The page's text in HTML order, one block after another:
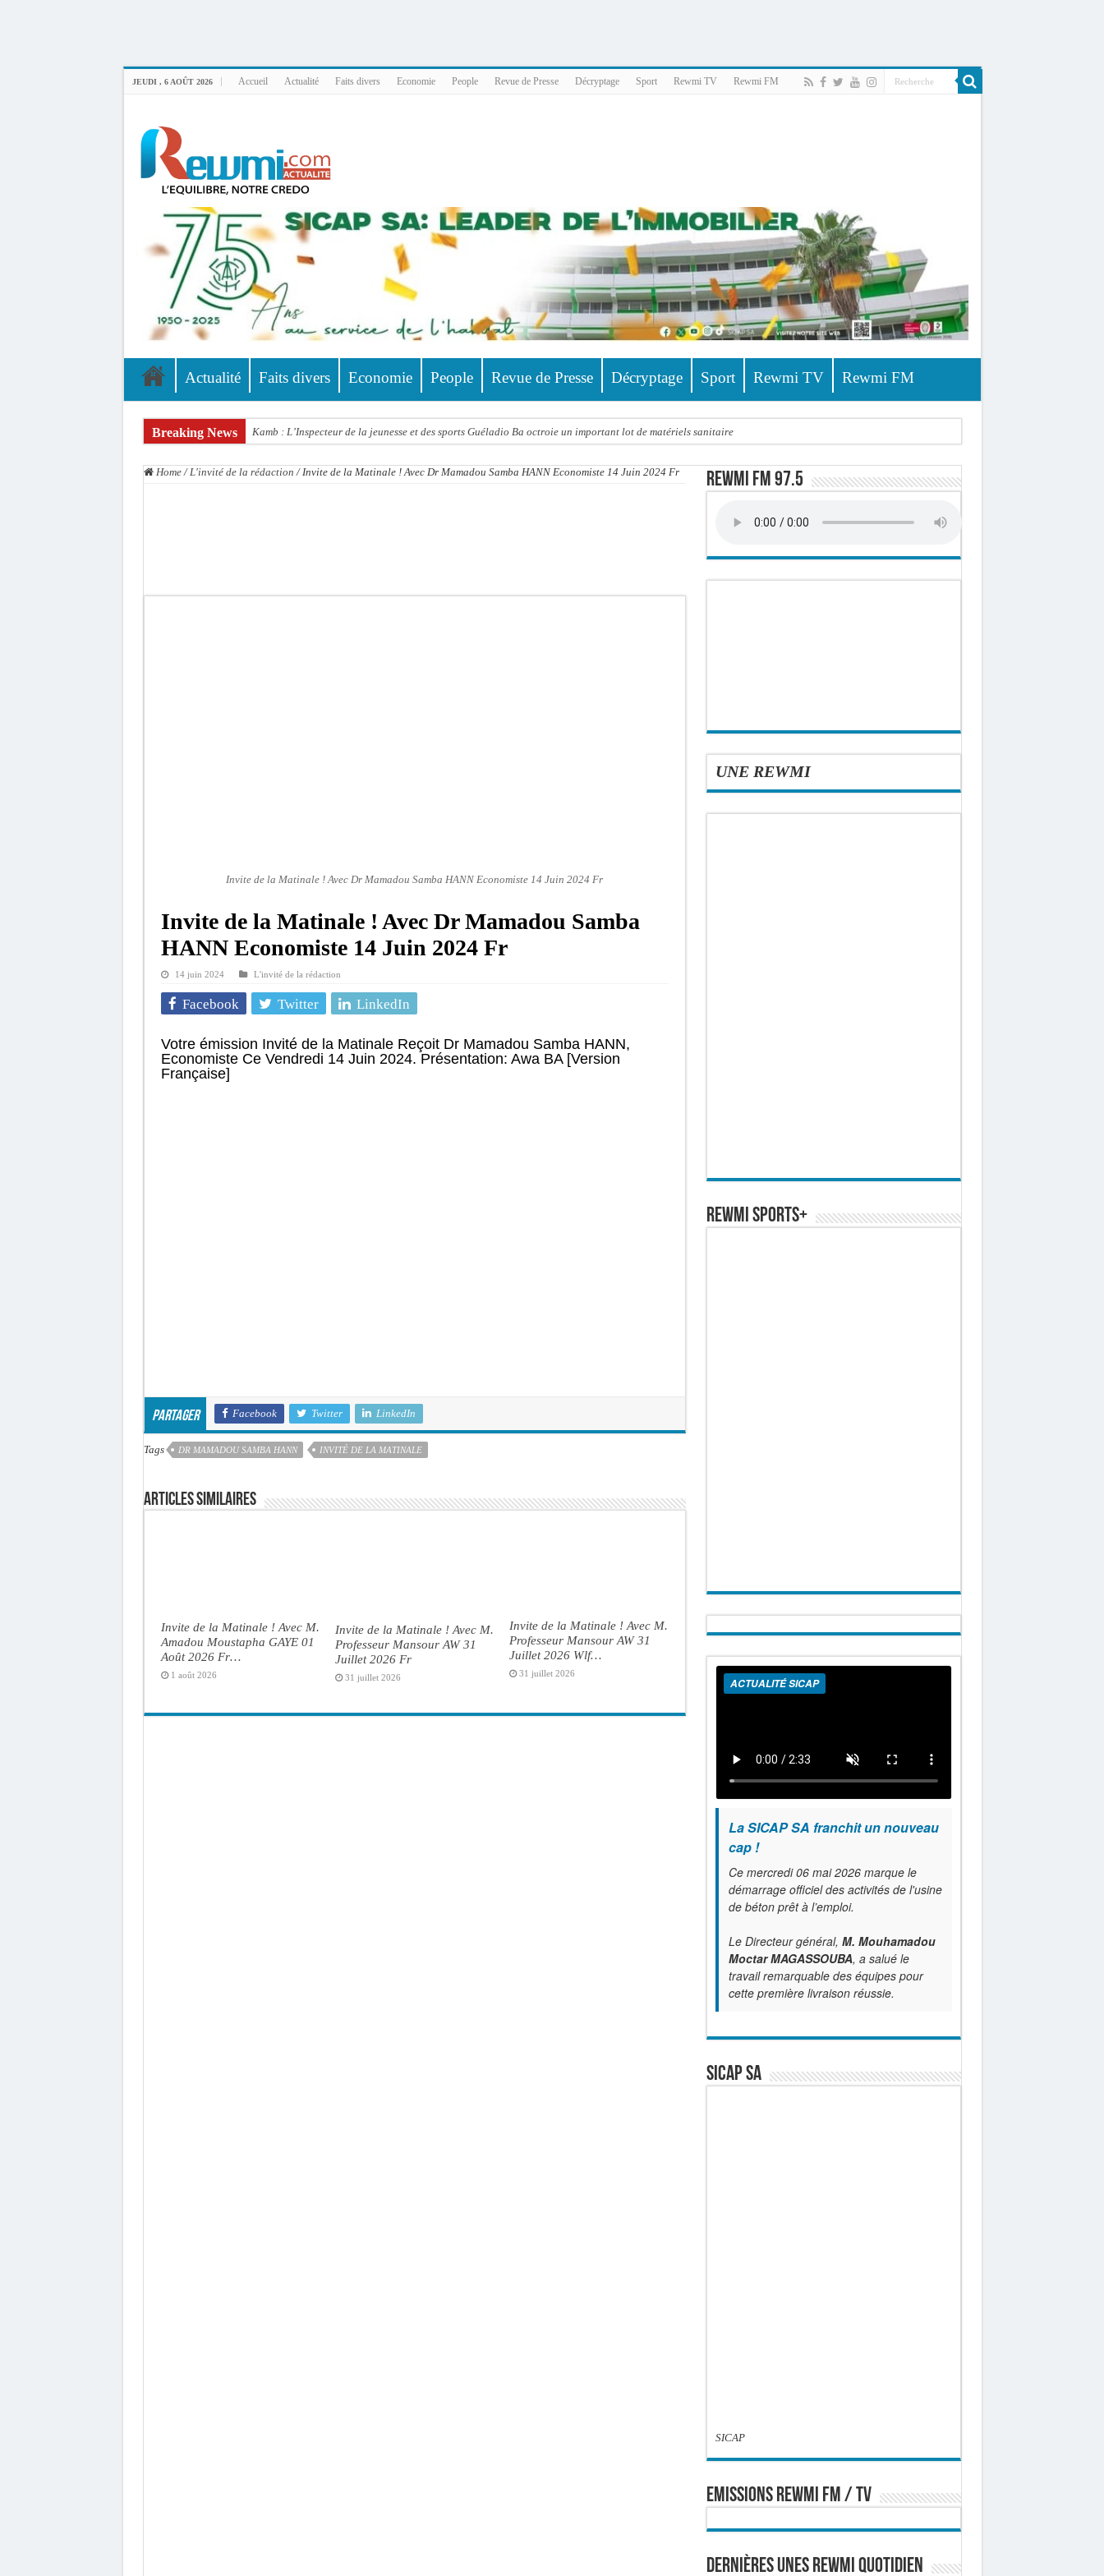
JEUDI , 6 AOÛT 2026 Accueil Actualité Faits divers Economie People Revue de Presse Décryptage Sport Rewmi TV Rewmi FM
Actualité Faits divers Economie People Revue de Presse Décryptage Sport Rewmi TV Rewmi FM
Breaking News Kamb : L’Inspecteur de la jeunesse et des sports Guéladio Ba octroie un important lot de matériels sanitaire
Home / L'invité de la rédaction / Invite de la Matinale ! Avec Dr Mamadou Samba HANN Economiste 14 Juin 2024 Fr
Invite de la Matinale ! Avec Dr Mamadou Samba HANN Economiste 14 Juin 2024 Fr
Invite de la Matinale ! Avec Dr Mamadou Samba
HANN Economiste 14 Juin 2024 Fr
14 juin 2024 L'invité de la rédaction
Facebook Twitter LinkedIn
Votre émission Invité de la Matinale Reçoit Dr Mamadou Samba HANN,
Economiste Ce Vendredi 14 Juin 2024. Présentation: Awa BA [Version
Française]
Partager Facebook Twitter LinkedIn
Tags DR MAMADOU SAMBA HANN INVITÉ DE LA MATINALE
Articles similaires
Invite de la Matinale ! Avec M.
Amadou Moustapha GAYE 01
Août 2026 Fr…
1 août 2026
Invite de la Matinale ! Avec M.
Professeur Mansour AW 31
Juillet 2026 Fr
31 juillet 2026
Invite de la Matinale ! Avec M.
Professeur Mansour AW 31
Juillet 2026 Wlf…
31 juillet 2026
Rewmi FM 97.5
UNE REWMI
REWMI SPORTS+
ACTUALITÉ SICAP
La SICAP SA franchit un nouveau
cap !
Ce mercredi 06 mai 2026 marque le
démarrage officiel des activités de l'usine
de béton prêt à l’emploi.
Le Directeur général, M. Mouhamadou
Moctar MAGASSOUBA, a salué le
travail remarquable des équipes pour
cette première livraison réussie.
SICAP SA
SICAP
EMISSIONS REWMI FM / TV
Dernières Unes Rewmi Quotidien